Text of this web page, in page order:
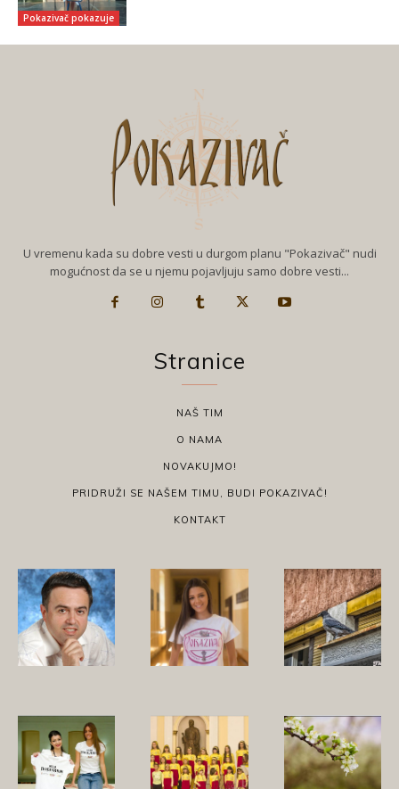
Pokazivač pokazuje
U vremenu kada su dobre vesti u durgom planu "Pokazivač" nudi
mogućnost da se u njemu pojavljuju samo dobre vesti...
Stranice
NAŠ TIM
O NAMA
NOVAKUJMO!
PRIDRUŽI SE NAŠEM TIMU, BUDI POKAZIVAČ!
KONTAKT